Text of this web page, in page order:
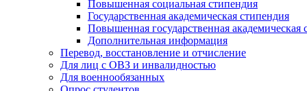
Повышенная социальная стипендия
Государственная академическая стипендия
Повышенная государственная академическая
Дополнительная информация
Перевод, восстановление и отчисление
Для лиц с ОВЗ и инвалидностью
Для военнообязанных